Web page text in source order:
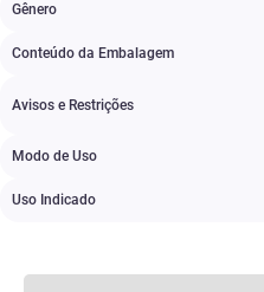
Gênero
Conteúdo da Embalagem
Avisos e Restrições
Modo de Uso
Uso Indicado